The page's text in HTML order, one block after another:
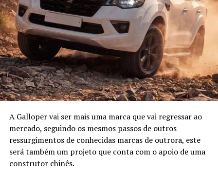
A Galloper vai ser mais uma marca que vai regressar ao
mercado, seguindo os mesmos passos de outros
ressurgimentos de conhecidas marcas de outrora, este
será também um projeto que conta com o apoio de uma
construtor chinês.